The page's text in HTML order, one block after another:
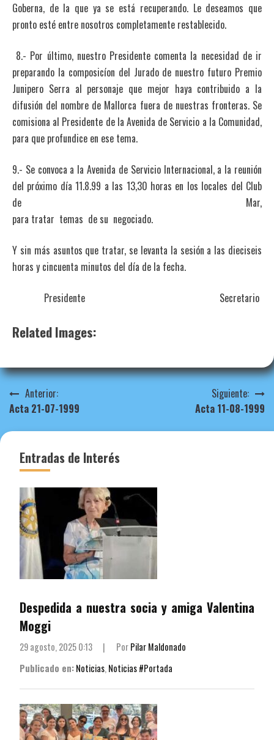
Goberna, de la que ya se está recuperando. Le deseamos que
pronto esté entre nosotros completamente restablecido.
8.- Por último, nuestro Presidente comenta la necesidad de ir
preparando la composicíon del Jurado de nuestro futuro Premio
Junipero Serra al personaje que mejor haya contribuido a la
difusión del nombre de Mallorca fuera de nuestras fronteras. Se
comisiona al Presidente de la Avenida de Servicio a la Comunidad,
para que profundice en ese tema.
9.- Se convoca a la Avenida de Servicio Internacional, a la reunión
del próximo día 11.8.99 a las 13,30 horas en los locales del Club
de Mar,
para tratar
Y sin más asuntos que tratar, se levanta la sesión a las dieciseis
horas y cincuenta minutos del día de la fecha.
Presidente Secretario
Related Images:
Navegación
de
Anterior:
Acta 21-07-1999
Siguiente:
Acta 11-08-1999
Entradas de Interés
Despedida a nuestra socia y amiga Valentina
Moggi
29 agosto, 2025 0:13 | PorPilar Maldonado
Publicado en:Noticias, Noticias #Portada